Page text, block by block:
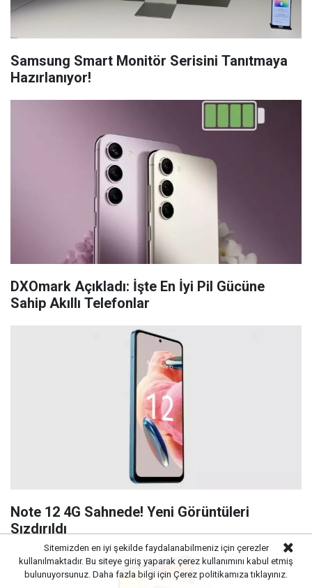
Samsung Smart Monitör Serisini Tanıtmaya
Hazırlanıyor!
DXOmark Açıkladı: İşte En İyi Pil Gücüne
Sahip Akıllı Telefonlar
Note 12 4G Sahnede! Yeni Görüntüleri
Sızdırıldı
Sitemizden en iyi şekilde faydalanabilmeniz için çerezler
kullanılmaktadır. Bu siteye giriş yaparak çerez kullanımını kabul etmiş
bulunuyorsunuz. Daha fazla bilgi için Çerez politikamıza tıklayınız.